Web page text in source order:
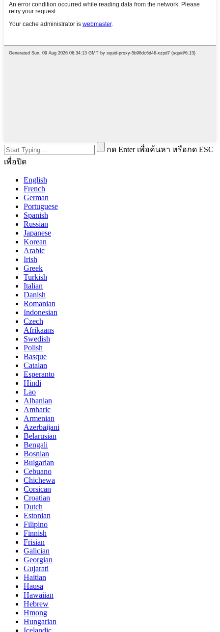
กด Enter เพื่อค้นหา หรือกด ESC
เพื่อปิด
English
French
German
Portuguese
Spanish
Russian
Japanese
Korean
Arabic
Irish
Greek
Turkish
Italian
Danish
Romanian
Indonesian
Czech
Afrikaans
Swedish
Polish
Basque
Catalan
Esperanto
Hindi
Lao
Albanian
Amharic
Armenian
Azerbaijani
Belarusian
Bengali
Bosnian
Bulgarian
Cebuano
Chichewa
Corsican
Croatian
Dutch
Estonian
Filipino
Finnish
Frisian
Galician
Georgian
Gujarati
Haitian
Hausa
Hawaiian
Hebrew
Hmong
Hungarian